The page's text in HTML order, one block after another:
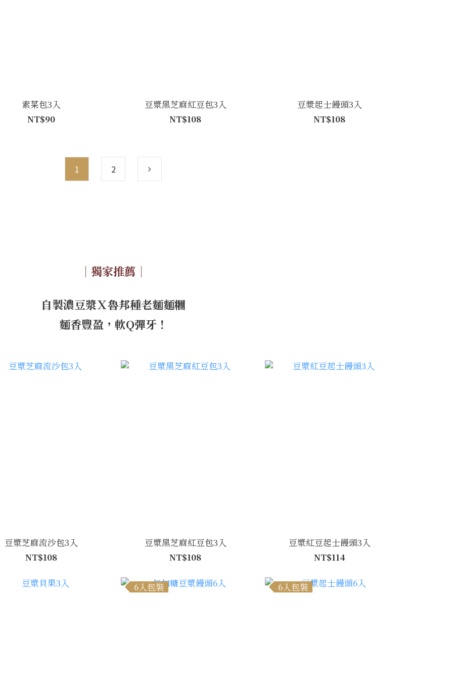
素菜包3入
NT$90
豆漿黑芝麻紅豆包3入
NT$108
豆漿起士饅頭3入
NT$108
1 2
｜獨家推薦｜
自製濃豆漿Ｘ魯邦種老麵麵糰
麵香豐盈，軟Q彈牙！
豆漿芝麻流沙包3入
NT$108
豆漿黑芝麻紅豆包3入
NT$108
豆漿紅豆起士饅頭3入
NT$114
6入包裝 6入包裝